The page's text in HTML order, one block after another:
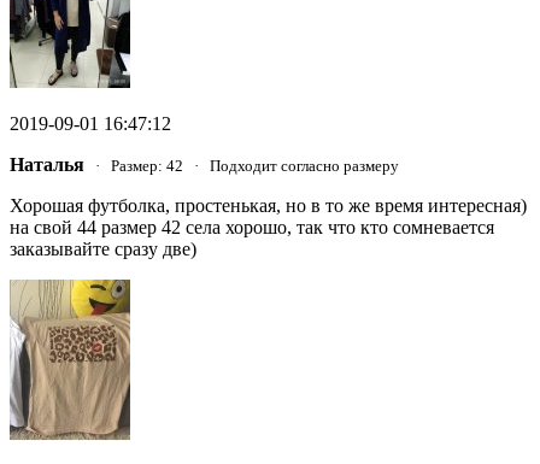
2019-09-01 16:47:12
Наталья · Размер: 42 · Подходит согласно размеру
Хорошая футболка, простенькая, но в то же время интересная)
на свой 44 размер 42 села хорошо, так что кто сомневается
заказывайте сразу две)